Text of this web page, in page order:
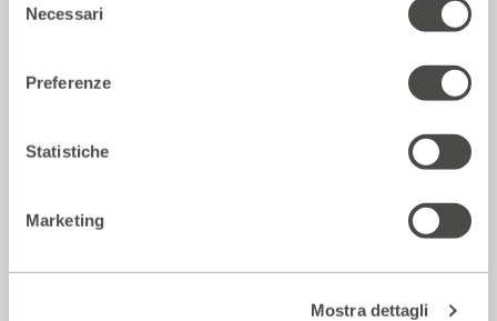
delNecessari
Preferenze
Statistiche
Marketing
Mostra dettagli
strada secondo Raffaele Viviani